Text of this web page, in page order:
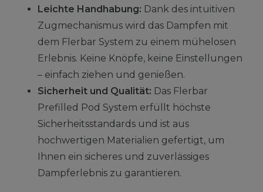
Leichte Handhabung: Dank des intuitiven
Zugmechanismus wird das Dampfen mit
dem Flerbar System zu einem mühelosen
Erlebnis. Keine Knöpfe, keine Einstellungen
– einfach ziehen und genießen.
Sicherheit und Qualität: Das Flerbar
Prefilled Pod System erfüllt höchste
Sicherheitsstandards und ist aus
hochwertigen Materialien gefertigt, um
Ihnen ein sicheres und zuverlässiges
Dampferlebnis zu garantieren.